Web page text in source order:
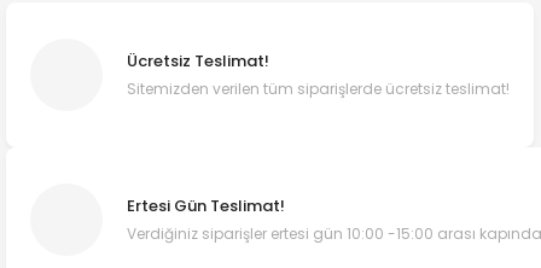
Ücretsiz Teslimat!
Sitemizden verilen tüm siparişlerde ücretsiz teslimat!
Ertesi Gün Teslimat!
Verdiğiniz siparişler ertesi gün 10:00 -15:00 arası